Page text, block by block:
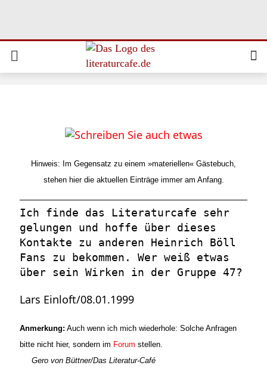
Hinweis: Im Gegensatz zu einem »materiellen« Gästebuch,
stehen hier die aktuellen Einträge immer am Anfang.
Ich finde das Literaturcafe sehr
gelungen und hoffe über dieses
Kontakte zu anderen Heinrich Böll
Fans zu bekommen. Wer weiß etwas
über sein Wirken in der Gruppe 47?
Lars Einloft/08.01.1999
Anmerkung: Auch wenn ich mich wiederhole: Solche Anfragen
bitte nicht hier, sondern im Forum stellen.
Gero von Büttner/Das Literatur-Café